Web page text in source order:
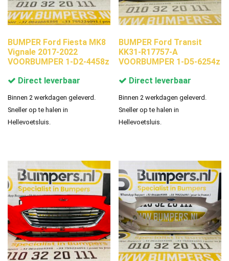
BUMPER Ford Fiesta MK8
Vignale 2017-2022
VOORBUMPER 1-D2-4458z
Direct leverbaar
Binnen 2 werkdagen geleverd.
Sneller op te halen in
Hellevoetsluis.
BUMPER Ford Transit
KK31-R17757-A
VOORBUMPER 1-D5-6254z
Direct leverbaar
Binnen 2 werkdagen geleverd.
Sneller op te halen in
Hellevoetsluis.